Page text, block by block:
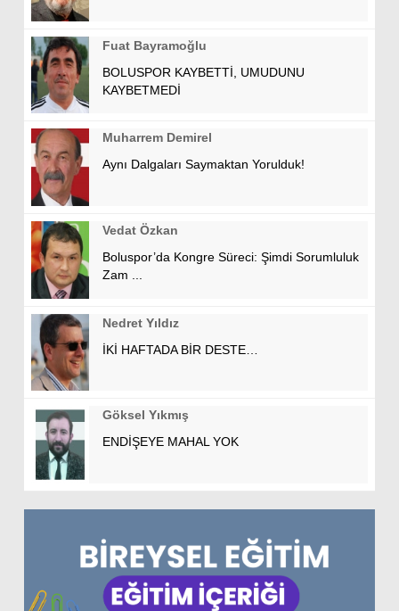
Fuat Bayramoğlu
BOLUSPOR KAYBETTİ, UMUDUNU
KAYBETMEDİ
Muharrem Demirel
Aynı Dalgaları Saymaktan Yorulduk!
Vedat Özkan
Boluspor’da Kongre Süreci: Şimdi Sorumluluk
Zam ...
Nedret Yıldız
İKİ HAFTADA BİR DESTE…
Göksel Yıkmış
ENDİŞEYE MAHAL YOK